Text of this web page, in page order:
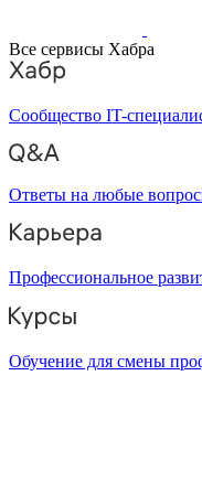
Все сервисы Хабра
Сообщество IT-
Ответы на любые
Профессиональное
Обучение для смены